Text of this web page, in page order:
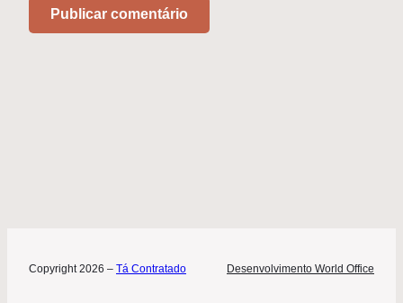
Copyright 2026 – Tá Contratado Desenvolvimento World Office